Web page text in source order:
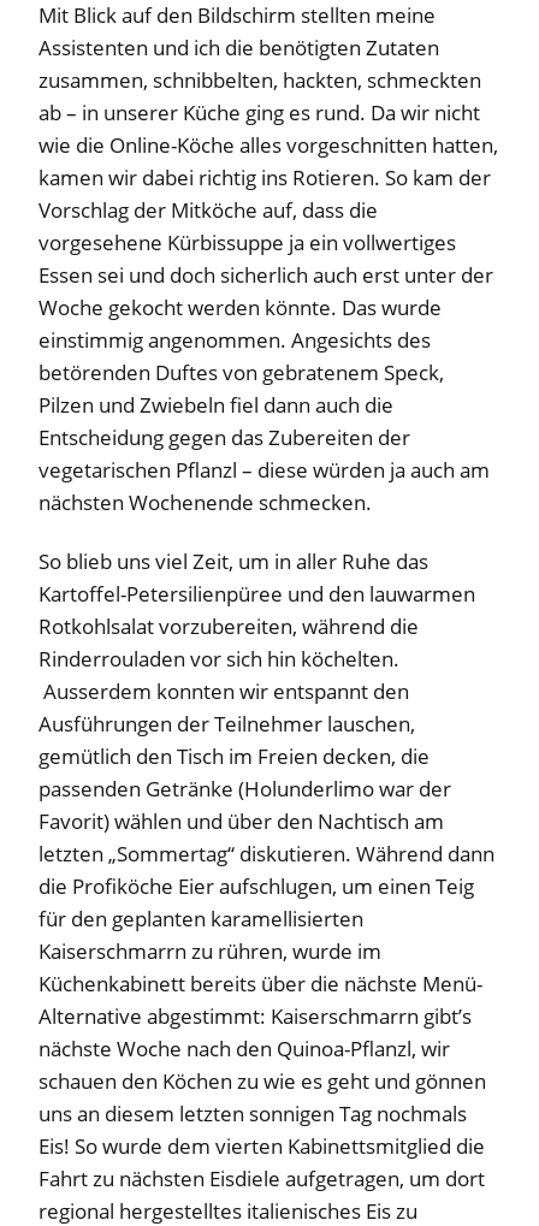
Mit Blick auf den Bildschirm stellten meine
Assistenten und ich die benötigten Zutaten
zusammen, schnibbelten, hackten, schmeckten
ab – in unserer Küche ging es rund. Da wir nicht
wie die Online-Köche alles vorgeschnitten hatten,
kamen wir dabei richtig ins Rotieren. So kam der
Vorschlag der Mitköche auf, dass die
vorgesehene Kürbissuppe ja ein vollwertiges
Essen sei und doch sicherlich auch erst unter der
Woche gekocht werden könnte. Das wurde
einstimmig angenommen. Angesichts des
betörenden Duftes von gebratenem Speck,
Pilzen und Zwiebeln fiel dann auch die
Entscheidung gegen das Zubereiten der
vegetarischen Pflanzl – diese würden ja auch am
nächsten Wochenende schmecken.
So blieb uns viel Zeit, um in aller Ruhe das
Kartoffel-Petersilienpüree und den lauwarmen
Rotkohlsalat vorzubereiten, während die
Rinderrouladen vor sich hin köchelten.
Ausserdem konnten wir entspannt den
Ausführungen der Teilnehmer lauschen,
gemütlich den Tisch im Freien decken, die
passenden Getränke (Holunderlimo war der
Favorit) wählen und über den Nachtisch am
letzten „Sommertag“ diskutieren. Während dann
die Profiköche Eier aufschlugen, um einen Teig
für den geplanten karamellisierten
Kaiserschmarrn zu rühren, wurde im
Küchenkabinett bereits über die nächste Menü-
Alternative abgestimmt: Kaiserschmarrn gibt’s
nächste Woche nach den Quinoa-Pflanzl, wir
schauen den Köchen zu wie es geht und gönnen
uns an diesem letzten sonnigen Tag nochmals
Eis! So wurde dem vierten Kabinettsmitglied die
Fahrt zu nächsten Eisdiele aufgetragen, um dort
regional hergestelltes italienisches Eis zu